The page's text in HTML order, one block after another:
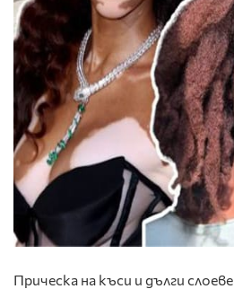
Прическа на къси и дълги слоеве